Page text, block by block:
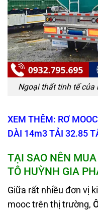
Ngoại thất tinh tế của
XEM THÊM: RƠ
DÀI 14m3 TẢI 32.85
TẠI SAO NÊN
TÔ HUỲNH GIA
Giữa rất nhiều đơn vị
mooc trên thị trường,